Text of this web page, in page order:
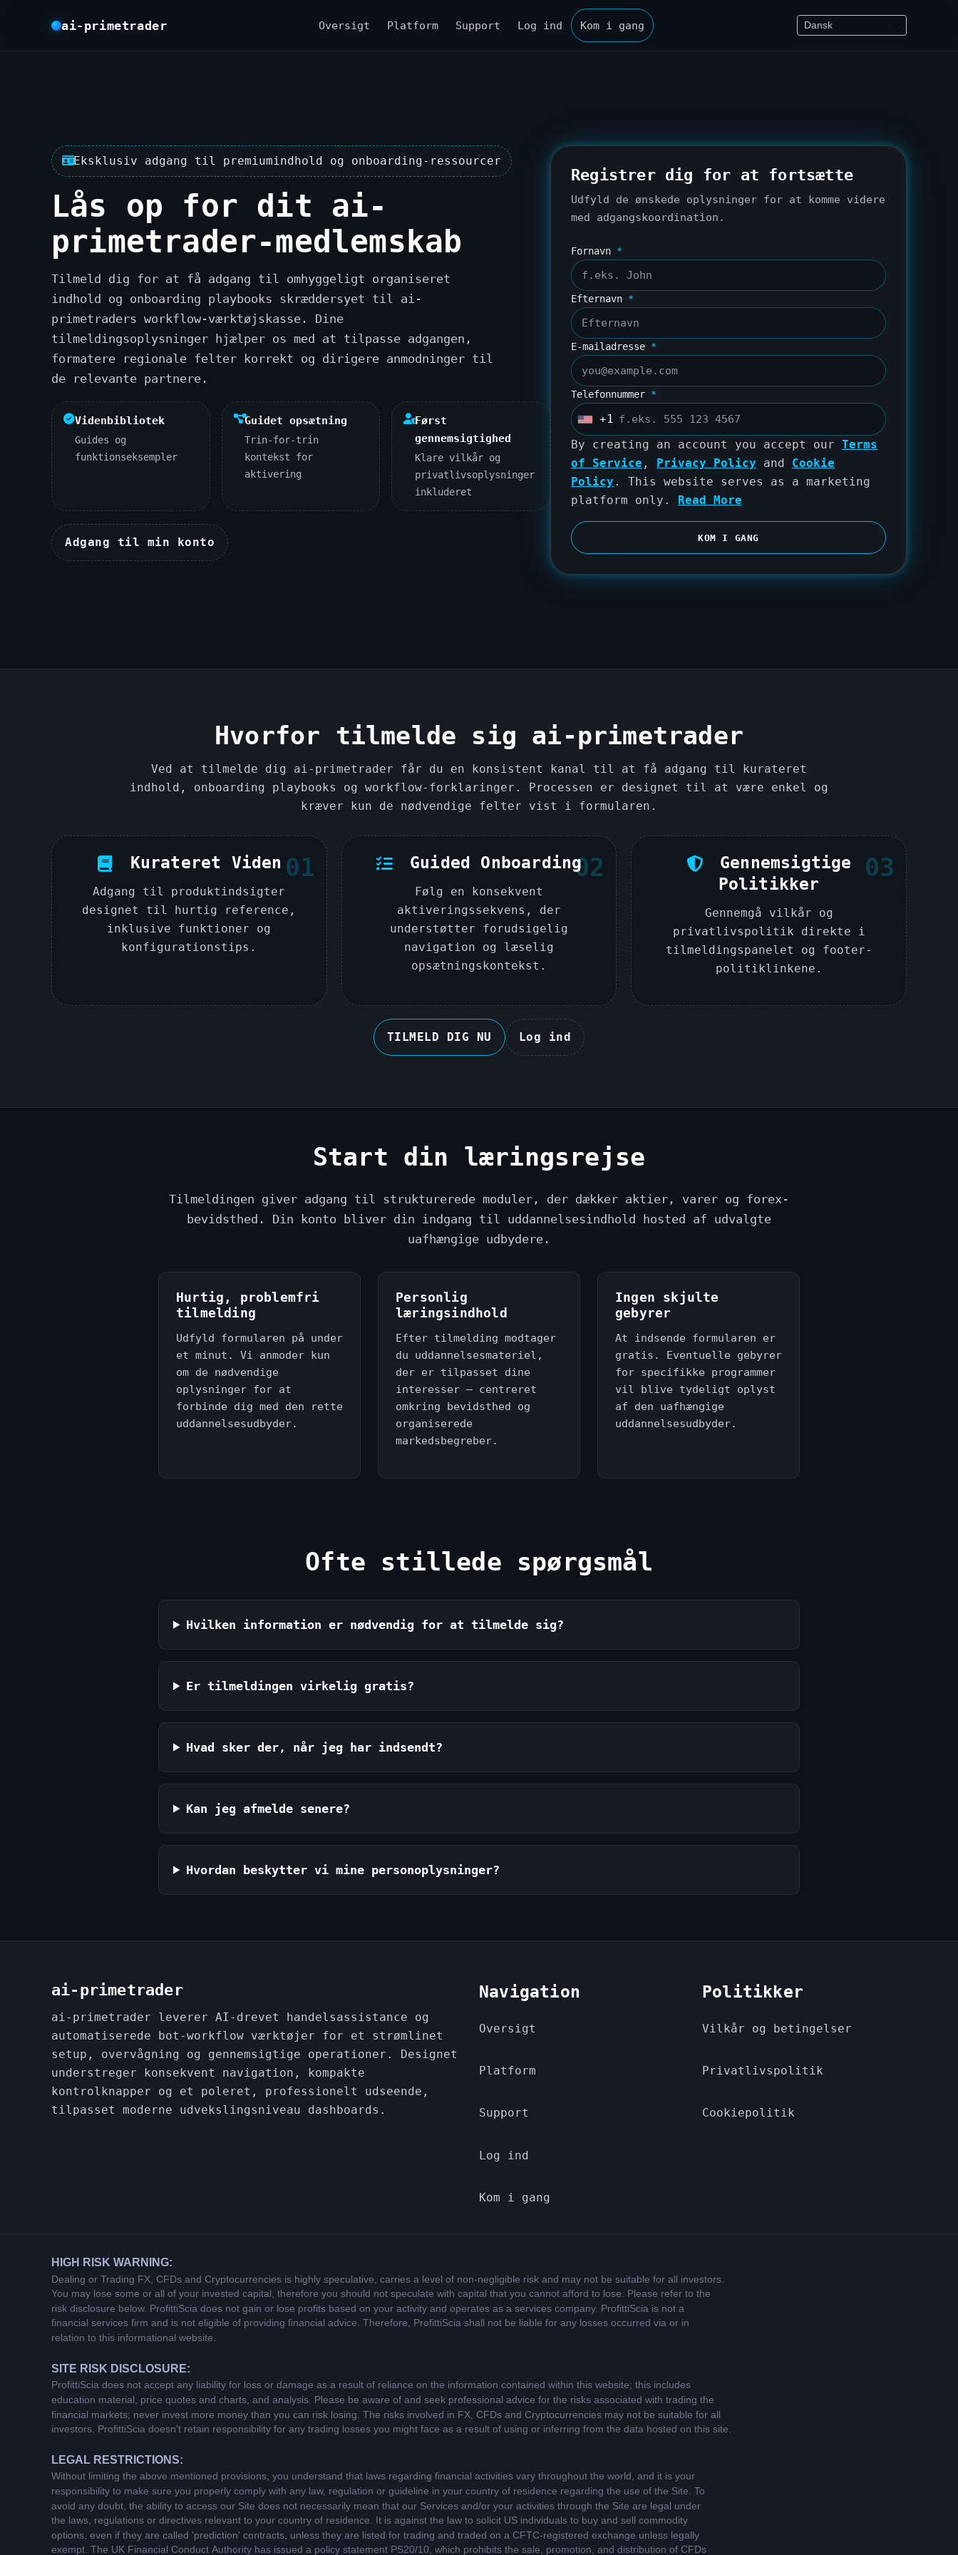
ai-primetrader Oversigt Platform Support Log ind Kom i gang
Eksklusiv adgang til premiumindhold og onboarding-ressourcer
Lås op for dit ai-
primetrader-medlemskab
Tilmeld dig for at få adgang til omhyggeligt organiseret
indhold og onboarding playbooks skræddersyet til ai-
primetraders workflow-værktøjskasse. Dine
tilmeldingsoplysninger hjælper os med at tilpasse adgangen,
formatere regionale felter korrekt og dirigere anmodninger til
de relevante partnere.
Videnbibliotek
Guides og
funktionseksempler
Guidet opsætning
Trin-for-trin
kontekst for
aktivering
Først
gennemsigtighed
Klare vilkår og
privatlivsoplysninger
inkluderet
Adgang til min konto
Registrer dig for at fortsætte
Udfyld de ønskede oplysninger for at komme videre
med adgangskoordination.
Fornavn *
Efternavn *
E-mailadresse *
Telefonnummer *
U
t
e
t
a
+1
By creating an account you accept our Terms
of Service , Privacy Policy and Cookie
Policy . This website serves as a marketing
platform only.
Read More
KOM I GANG
Hvorfor tilmelde sig ai-primetrader
Ved at tilmelde dig ai-primetrader får du en konsistent kanal til at få adgang til kurateret
indhold, onboarding playbooks og workflow-forklaringer. Processen er designet til at være enkel og
kræver kun de nødvendige felter vist i formularen.
01
Kurateret Viden
Adgang til produktindsigter
designet til hurtig reference,
inklusive funktioner og
konfigurationstips.
02
Guided Onboarding
Følg en konsekvent
aktiveringssekvens, der
understøtter forudsigelig
navigation og læselig
opsætningskontekst.
03
Gennemsigtige
Politikker
Gennemgå vilkår og
privatlivspolitik direkte i
tilmeldingspanelet og footer-
politiklinkene.
TILMELD DIG NU Log ind
Start din læringsrejse
Tilmeldingen giver adgang til strukturerede moduler, der dækker aktier, varer og forex-
bevidsthed. Din konto bliver din indgang til uddannelsesindhold hosted af udvalgte
uafhængige udbydere.
Hurtig, problemfri
tilmelding
Udfyld formularen på under
et minut. Vi anmoder kun
om de nødvendige
oplysninger for at
forbinde dig med den rette
uddannelsesudbyder.
Personlig
læringsindhold
Efter tilmelding modtager
du uddannelsesmateriel,
der er tilpasset dine
interesser — centreret
omkring bevidsthed og
organiserede
markedsbegreber.
Ingen skjulte
gebyrer
At indsende formularen er
gratis. Eventuelle gebyrer
for specifikke programmer
vil blive tydeligt oplyst
af den uafhængige
uddannelsesudbyder.
Ofte stillede spørgsmål
Hvilken information er nødvendig for at tilmelde sig?
Er tilmeldingen virkelig gratis?
Hvad sker der, når jeg har indsendt?
Kan jeg afmelde senere?
Hvordan beskytter vi mine personoplysninger?
ai-primetrader
ai-primetrader leverer AI-drevet handelsassistance og
automatiserede bot-workflow værktøjer for et strømlinet
setup, overvågning og gennemsigtige operationer. Designet
understreger konsekvent navigation, kompakte
kontrolknapper og et poleret, professionelt udseende,
tilpasset moderne udvekslingsniveau dashboards.
Navigation
Oversigt
Platform
Support
Log ind
Kom i gang
Politikker
Vilkår og betingelser
Privatlivspolitik
Cookiepolitik